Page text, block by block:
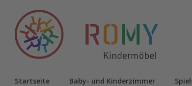
Startseite Baby- und Kinderzimmer